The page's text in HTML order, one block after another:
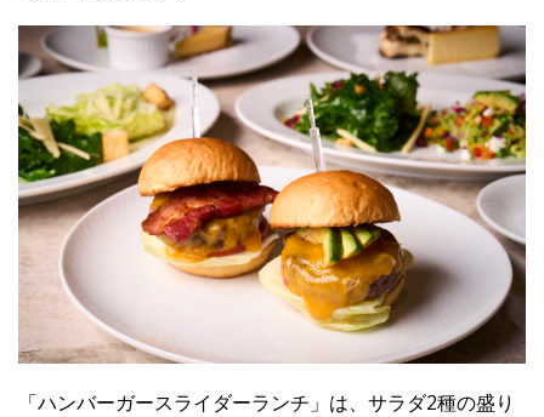
Contact
Facebook
JP EN
「ハンバーガースライダーランチ」は、サラダ2種の盛り